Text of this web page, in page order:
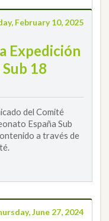
February 10, 2025
Expedición
18
del Comité
España Sub
a través de
June 27, 2024